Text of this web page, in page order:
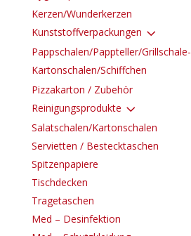
Kerzen/Wunderkerzen
Kunststoffverpackungen 3
Pappschalen/Pappteller/Grillschale-
Kartonschalen/Schiffchen
Pizzakarton / Zubehör
Reinigungsprodukte 3
Salatschalen/Kartonschalen
Servietten / Bestecktaschen
Spitzenpapiere
Tischdecken
Tragetaschen
Med – Desinfektion